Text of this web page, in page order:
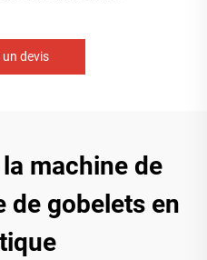
devis
machine de
de gobelets en